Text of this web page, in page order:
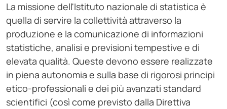
La missione dell'Istituto nazionale di statistica è
quella di servire la collettività attraverso la
produzione e la comunicazione di informazioni
statistiche, analisi e previsioni tempestive e di
elevata qualità. Queste devono essere realizzate
in piena autonomia e sulla base di rigorosi principi
etico-professionali e dei più avanzati standard
scientifici (così come previsto dalla Direttiva